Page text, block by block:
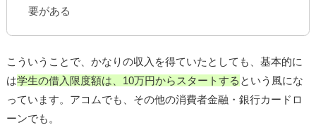
要がある
こういうことで、かなりの収入を得ていたとしても、基本的に
は学生の借入限度額は、10万円からスタートする という風にな
っています。アコムでも、その他の消費者金融・銀行カードロ
ーンでも。